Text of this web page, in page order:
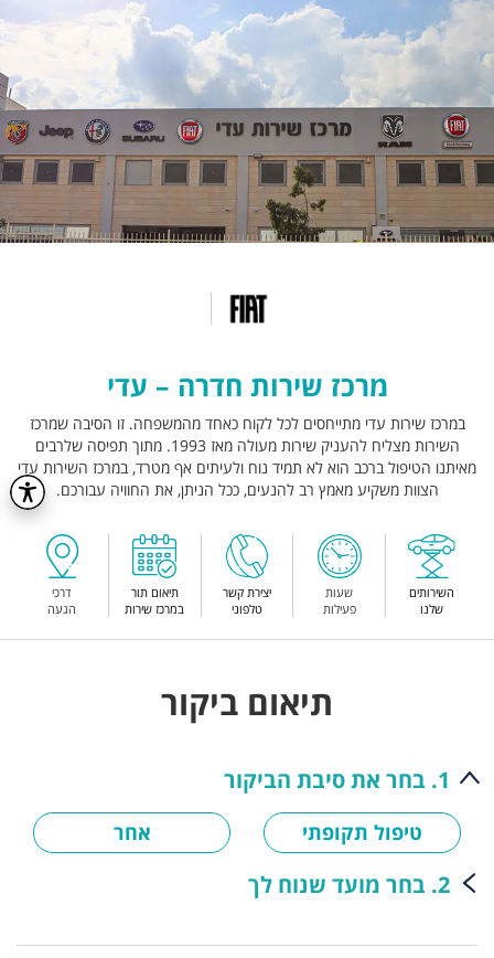
מרכז שירות חדרה – עדי
במרכז שירות עדי מתייחסים לכל לקוח כאחד מהמשפחה. זו הסיבה שמרכז
השירות מצליח להעניק שירות מעולה מאז 1993. מתוך תפיסה שלרבים
מאיתנו הטיפול ברכב הוא לא תמיד נוח ולעיתים אף מטרד, במרכז השירות עדי
הצוות משקיע מאמץ רב להנעים, ככל הניתן, את החוויה עבורכם.
השירותים
שלנו
שעות
פעילות
יצירת קשר
טלפוני
תיאום תור
במרכז שירות
דרכי
הגעה
תיאום ביקור
1. בחר את סיבת הביקור
טיפול תקופתי אחר
2. בחר מועד שנוח לך